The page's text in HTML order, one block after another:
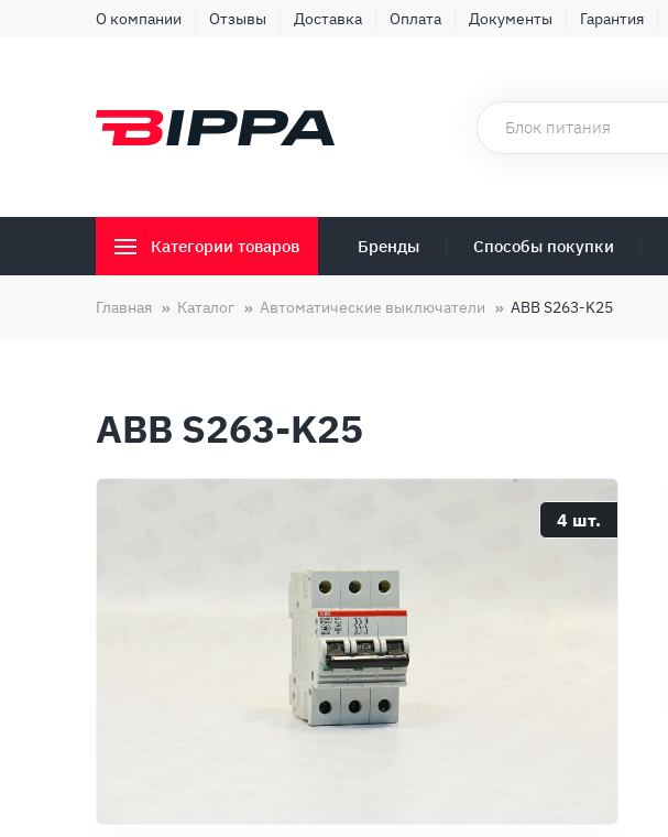
О компании Отзывы Доставка Оплата Документы Гарантия
Категории товаров Бренды Способы покупки
Главная Каталог Автоматические выключатели ABB S263-K25
ABB S263-K25
4 шт.